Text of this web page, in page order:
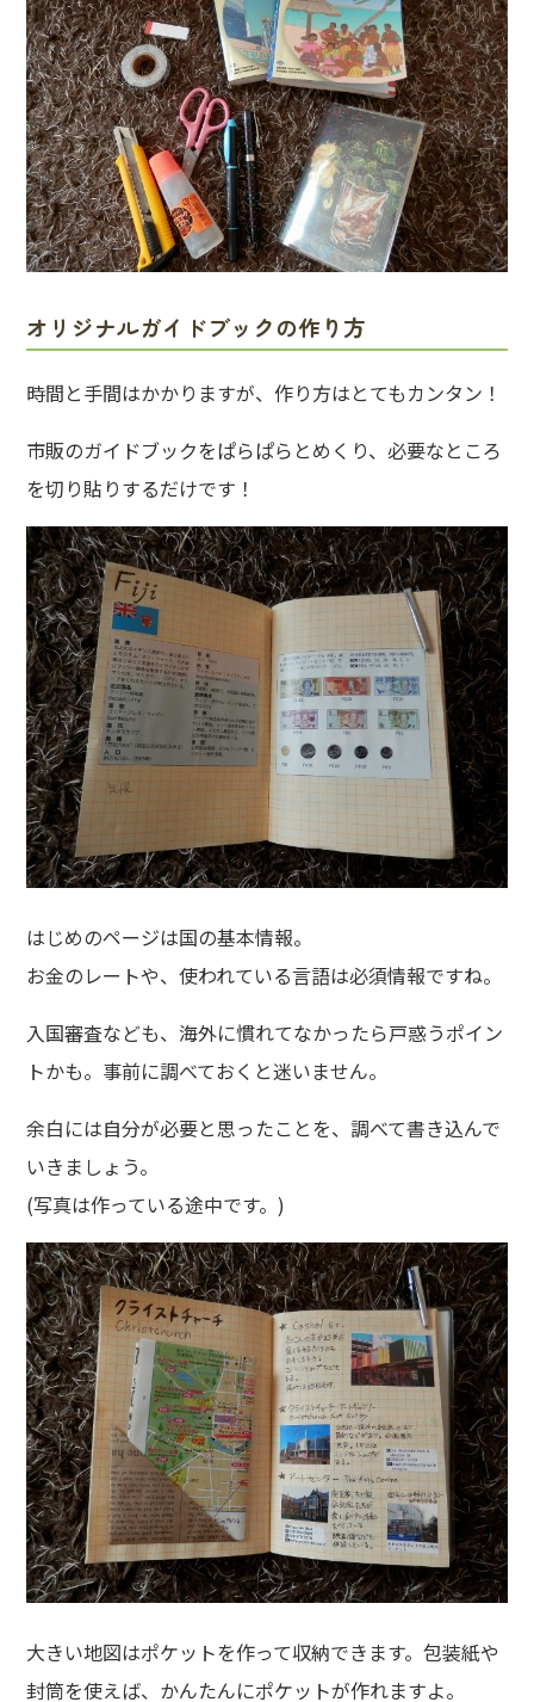
オリジナルガイドブックの作り方
時間と手間はかかりますが、作り方はとてもカンタン！
市販のガイドブックをぱらぱらとめくり、必要なところ
を切り貼りするだけです！
はじめのページは国の基本情報。
お金のレートや、使われている言語は必須情報ですね。
入国審査なども、海外に慣れてなかったら戸惑うポイン
トかも。事前に調べておくと迷いません。
余白には自分が必要と思ったことを、調べて書き込んで
いきましょう。
(写真は作っている途中です。)
大きい地図はポケットを作って収納できます。包装紙や
封筒を使えば、かんたんにポケットが作れますよ。